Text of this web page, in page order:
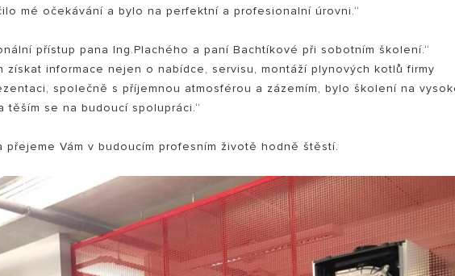
mé očekávání a bylo na perfektní a profesionalní úrovni.“
přístup pana Ing.Plachého a paní Bachtíkové při sobotním školení.“
získat informace nejen o nabídce, servisu, montáží plynových kotlů firmy
společně s příjemnou atmosférou a zázemím, bylo školení na
těším se na budoucí spolupráci.“
přejeme Vám v budoucím profesním životě hodně štěstí.